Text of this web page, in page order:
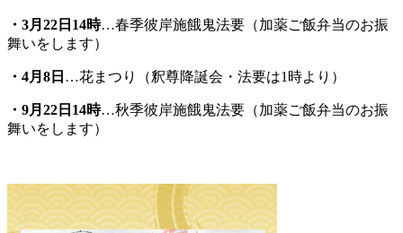
・3月22日14時…春季彼岸施餓鬼法要（加薬ご飯弁当のお振
舞いをします）
・4月8日 …花まつり（釈尊降誕会・法要は1時より）
・ 9月22日14時…秋季彼岸施餓鬼法要（加薬ご飯弁当のお振
舞いをします）